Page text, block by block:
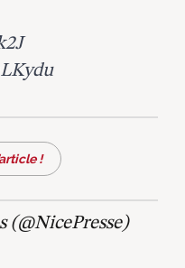
!
(@NicePresse)